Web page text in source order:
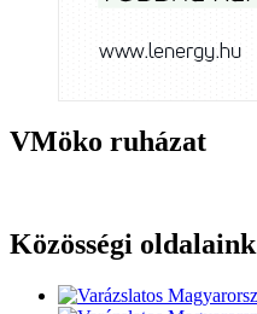
VMöko ruházat
Közösségi oldalaink